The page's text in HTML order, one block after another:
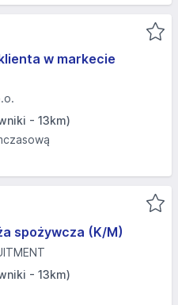
w markecie
- 13km)
spożywcza (K/M)
- 13km)